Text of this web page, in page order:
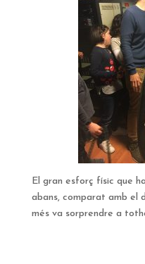
El gran esforç físic que
abans, comparat amb el
més va sorprendre a